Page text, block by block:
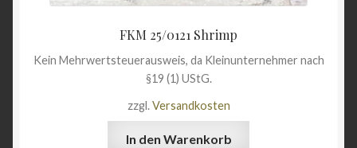
FKM 25/0121 Shrimp
Kein Mehrwertsteuerausweis, da Kleinunternehmer nach
§19 (1) UStG.
zzgl.Versandkosten
In den Warenkorb